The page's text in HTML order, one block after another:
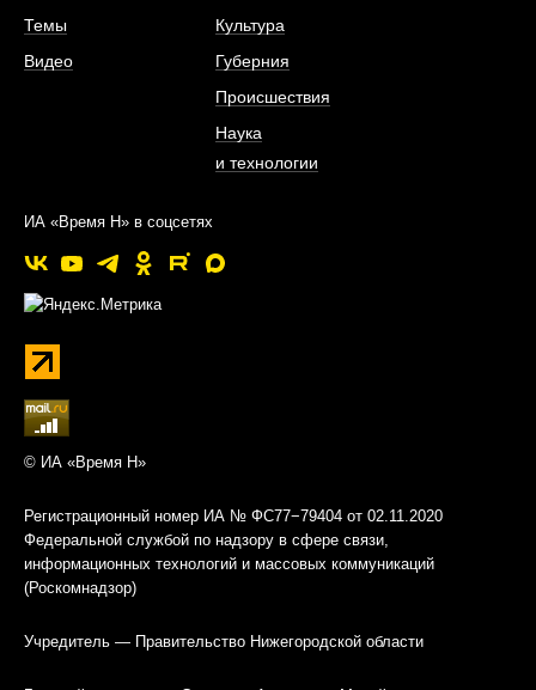
Темы
Видео
Культура
Губерния
Происшествия
Наука
и технологии
ИА «Время Н» в соцсетях
© ИА «Время Н»
Регистрационный номер ИА № ФС77−79404 от 02.11.2020
Федеральной службой по надзору в сфере связи,
информационных технологий и массовых коммуникаций
(Роскомнадзор)
Учредитель — Правительство Нижегородской области